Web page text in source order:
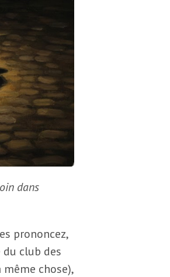
dans
prononcez,
club des
chose),